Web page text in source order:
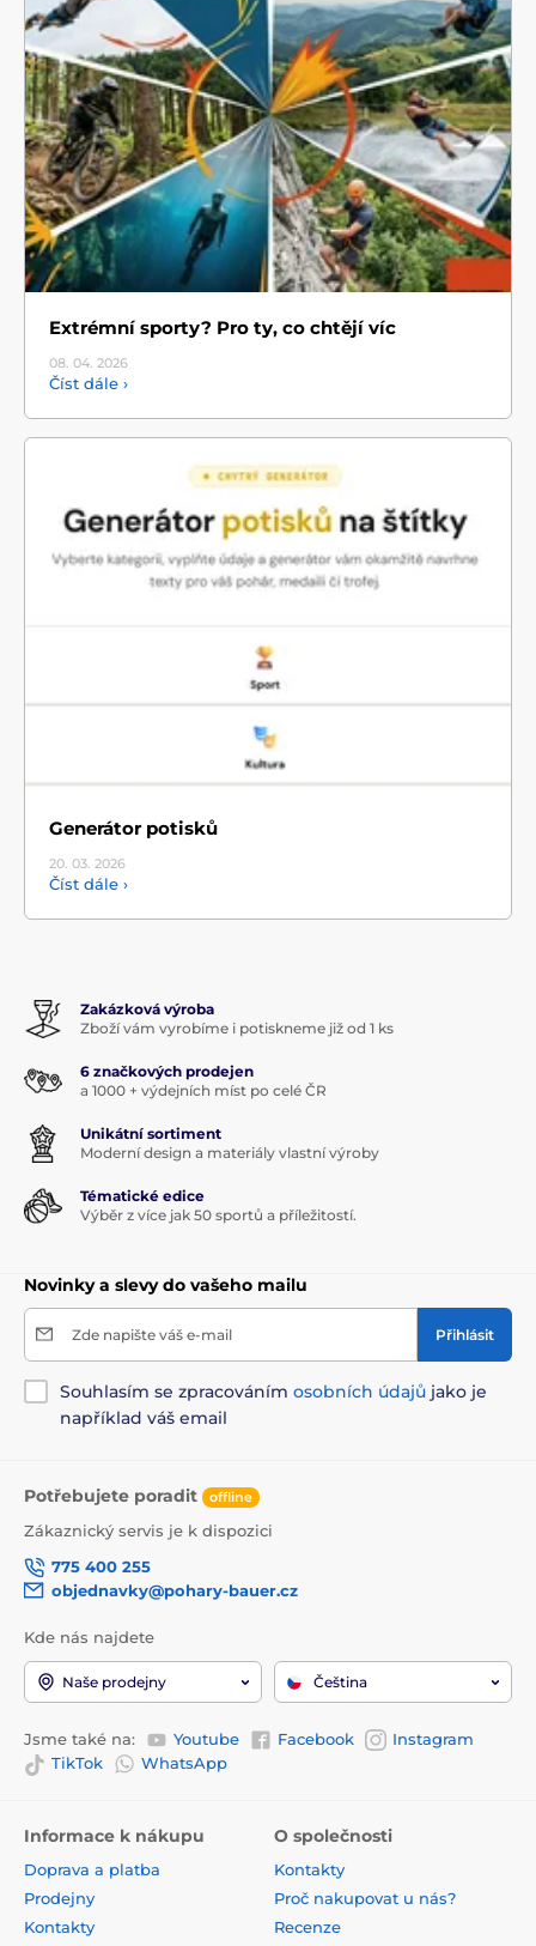
Extrémní sporty? Pro ty, co chtějí víc
08. 04. 2026
Číst dále ›
Generátor potisků
20. 03. 2026
Číst dále ›
Zakázková výroba
Zboží vám vyrobíme i potiskneme již od 1 ks
6 značkových prodejen
a 1000 + výdejních míst po celé ČR
Unikátní sortiment
Moderní design a materiály vlastní výroby
Tématické edice
Výběr z více jak 50 sportů a příležitostí.
Novinky a slevy do vašeho mailu
Zde napište váš e-mail Přihlásit
Souhlasím se zpracováním osobních údajů jako je
například váš email
Potřebujete poradit offline
Zákaznický servis je k dispozici
775 400 255
objednavky@pohary-bauer.cz
Kde nás najdete
Naše prodejny Čeština
Jsme také na: Youtube Facebook
Instagram
TikTok
WhatsApp
Informace k nákupu
Doprava a platba
Prodejny
Kontakty
O společnosti
Kontakty
Proč nakupovat u nás?
Recenze